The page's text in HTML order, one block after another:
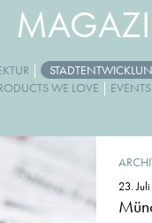
|
WE LOVE | EVENTS
23.